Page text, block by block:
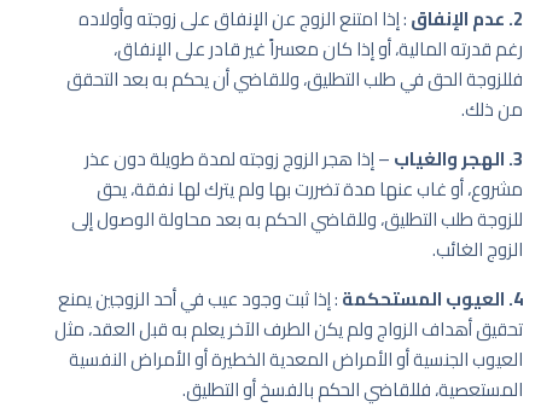
2. عدم الإنفاق
: إذا امتنع الزوج عن الإنفاق على زوجته وأولاده
رغم قدرته المالية، أو إذا كان معسراً غير قادر على الإنفاق،
فللزوجة الحق في طلب التطليق، وللقاضي أن يحكم به بعد التحقق
من ذلك.
3. الهجر والغياب
– إذا هجر الزوج زوجته لمدة طويلة دون عذر
مشروع، أو غاب عنها مدة تضررت بها ولم يترك لها نفقة، يحق
للزوجة طلب التطليق، وللقاضي الحكم به بعد محاولة الوصول إلى
الزوج الغائب.
4. العيوب المستحكمة
: إذا ثبت وجود عيب في أحد الزوجين يمنع
تحقيق أهداف الزواج ولم يكن الطرف الآخر يعلم به قبل العقد، مثل
العيوب الجنسية أو الأمراض المعدية الخطيرة أو الأمراض النفسية
المستعصية، فللقاضي الحكم بالفسخ أو التطليق.